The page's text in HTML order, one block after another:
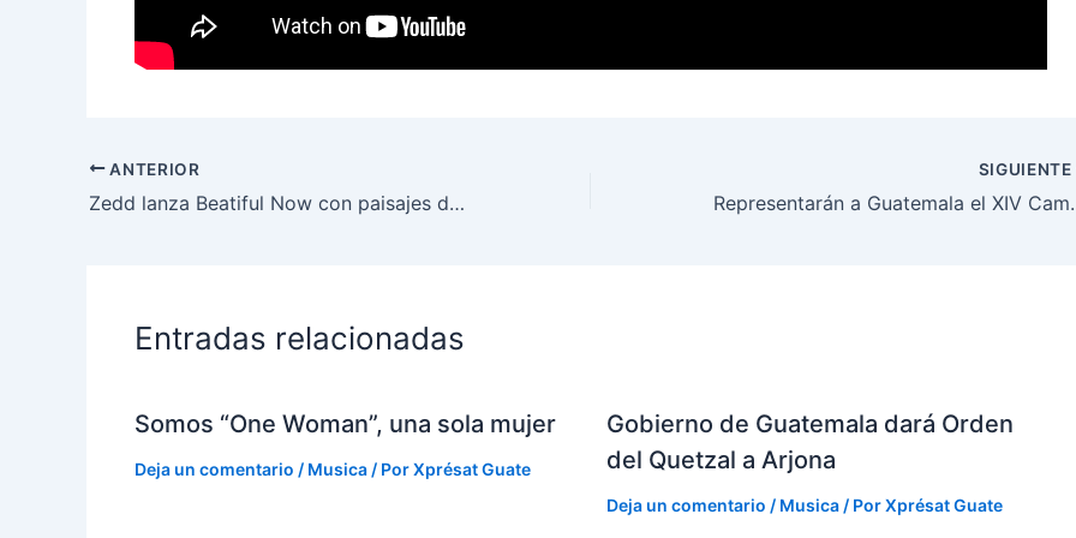
ANTERIOR
Zedd lanza Beatiful Now con paisajes de Guatemala
SIGUIENTE
Representarán
Entradas relacionadas
Somos “One Woman”, una sola mujer
Deja un comentario / Musica / PorXprésat Guate
Gobierno de Guatemala dará Orden
del Quetzal a Arjona
Deja un comentario / Musica/ PorXprésat Guate